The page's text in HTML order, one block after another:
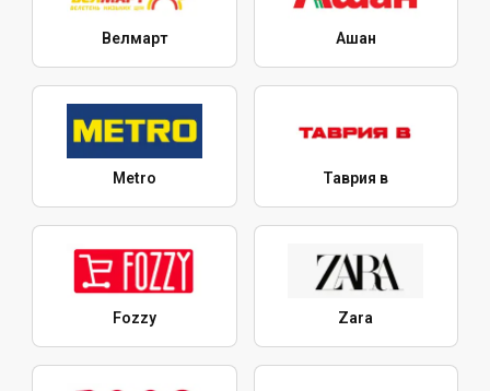
Велмарт Ашан
Metro Таврия в
Fozzy Zara